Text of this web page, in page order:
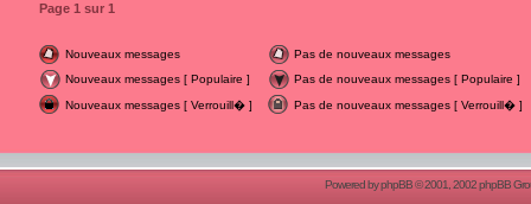
Page 1 sur 1
Nouveaux messages
Pas de nouveaux messages
Nouveaux messages [ Populaire ]
Pas de nouveaux messages [ Populaire ]
Nouveaux messages [ Verrouill� ]
Pas de nouveaux messages [ Verrouill� ]
Powered byphpBB© 2001, 2002 phpBB